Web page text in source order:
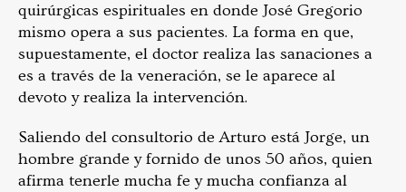
quirúrgicas espirituales en donde José Gregorio
mismo opera a sus pacientes. La forma en que,
supuestamente, el doctor realiza las sanaciones a
es a través de la veneración, se le aparece al
devoto y realiza la intervención.
Saliendo del consultorio de Arturo está Jorge, un
hombre grande y fornido de unos 50 años, quien
afirma tenerle mucha fe y mucha confianza al